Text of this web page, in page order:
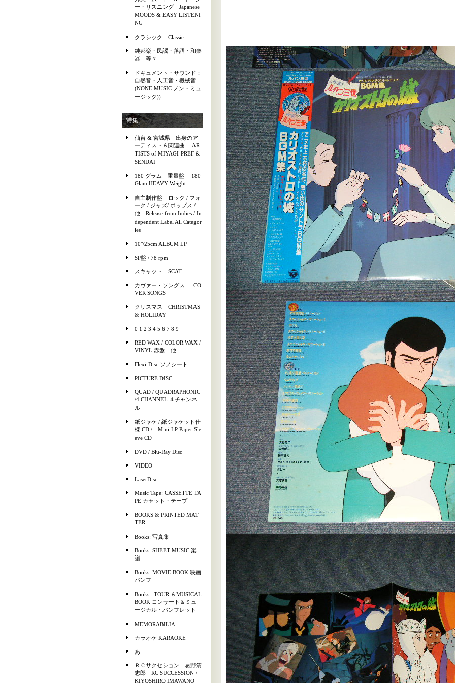
ー・リスニング Japanese
MOODS & EASY LISTENI
NG
クラシック Classic
純邦楽・民謡・落語・和楽
器 等々
ドキュメント・サウンド：
自然音・人工音・機械音
(NONE MUSIC ノン・ミュ
ージック))
特集
仙台 & 宮城県 出身のア
ーティスト＆関連曲 AR
TISTS of MIYAGI-PREF &
SENDAI
180 グラム 重量盤 180
Glam HEAVY Weight
自主制作盤 ロック / フォ
ーク / ジャズ/ ポップス /
他 Release from Indies / In
dependent Label All Categor
ies
10"/25cm ALBUM LP
SP盤 / 78 rpm
スキャット SCAT
カヴァー・ソングス CO
VER SONGS
クリスマス CHRISTMAS
& HOLIDAY
0 1 2 3 4 5 6 7 8 9
RED WAX / COLOR WAX /
VINYL 赤盤 他
Flexi-Disc ソノシート
PICTURE DISC
QUAD / QUADRAPHONIC
/4 CHANNEL ４チャンネ
ル
紙ジャケ / 紙ジャケット仕
様 CD / Mini-LP Paper Sle
eve CD
DVD / Blu-Ray Disc
VIDEO
LaserDisc
Music Tape: CASSETTE TA
PE カセット・テープ
BOOKS & PRINTED MAT
TER
Books: 写真集
Books: SHEET MUSIC 楽
譜
Books: MOVIE BOOK 映画
パンフ
Books : TOUR ＆MUSICAL
BOOK コンサート＆ミュ
ージカル・パンフレット
MEMORABILIA
カラオケ KARAOKE
あ
ＲＣサクセション 忌野清
志郎 RC SUCCESSION /
KIYOSHIRO IMAWANO